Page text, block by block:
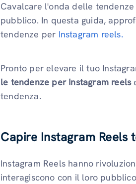
Cavalcare l'onda delle
pubblico. In questa guida,
tendenze per Instagram reels.
Pronto per elevare il tuo
le tendenze per Instagram reels
tendenza.
Capire Instagram Reels
Instagram Reels hanno
interagiscono con il loro